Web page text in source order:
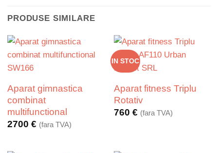
PRODUSE SIMILARE
Aparat gimnastica
combinat
multifunctional
2700 € (fara TVA)
IN STOC
Aparat fitness Triplu
Rotativ
760 € (fara TVA)